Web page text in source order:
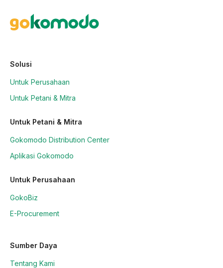
Solusi
Untuk Perusahaan
Untuk Petani & Mitra
Untuk Petani & Mitra
Gokomodo Distribution Center
Aplikasi Gokomodo
Untuk Perusahaan
GokoBiz
E-Procurement
Sumber Daya
Tentang Kami